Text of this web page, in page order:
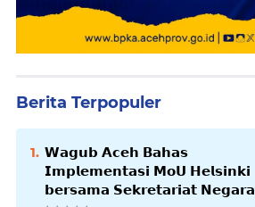
Berita Terpopuler
𝗪𝗮𝗴𝘂𝗯 𝗔𝗰𝗲𝗵 𝗕𝗮𝗵𝗮𝘀
𝗜𝗺𝗽𝗹𝗲𝗺𝗲𝗻𝘁𝗮𝘀𝗶 𝗠𝗼𝗨 𝗛𝗲𝗹𝘀𝗶𝗻𝗸𝗶
𝗯𝗲𝗿𝘀𝗮𝗺𝗮 𝗦𝗲𝗸𝗿𝗲𝘁𝗮𝗿𝗶𝗮𝘁 𝗡𝗲𝗴𝗮𝗿𝗮